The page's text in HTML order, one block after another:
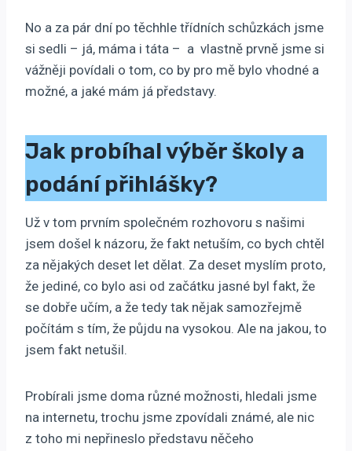
No a za pár dní po těchhle třídních schůzkách jsme
si sedli – já, máma i táta – a vlastně prvně jsme si
vážněji povídali o tom, co by pro mě bylo vhodné a
možné, a jaké mám já představy.
Jak probíhal výběr školy a
podání přihlášky?
Už v tom prvním společném rozhovoru s našimi
jsem došel k názoru, že fakt netuším, co bych chtěl
za nějakých deset let dělat. Za deset myslím proto,
že jediné, co bylo asi od začátku jasné byl fakt, že
se dobře učím, a že tedy tak nějak samozřejmě
počítám s tím, že půjdu na vysokou. Ale na jakou, to
jsem fakt netušil.
Probírali jsme doma různé možnosti, hledali jsme
na internetu, trochu jsme zpovídali známé, ale nic
z toho mi nepřineslo představu něčeho